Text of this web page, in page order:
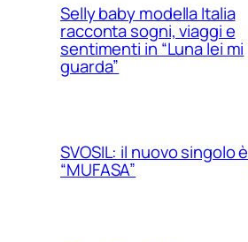
Selly baby modella Italia
racconta sogni, viaggi e
sentimenti in “Luna lei mi
guarda”
SVOSIL: il nuovo singolo è
“MUFASA”